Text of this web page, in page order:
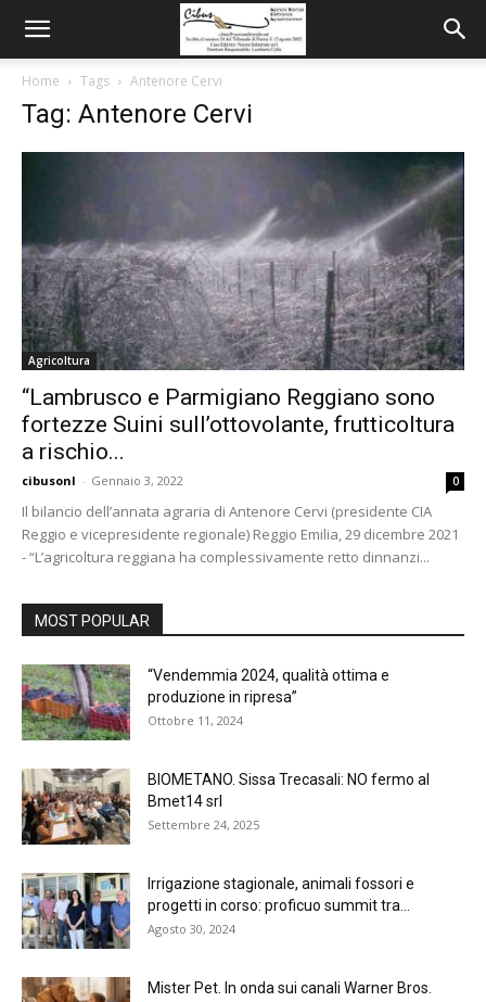
Home Tags Antenore Cervi
Tag: Antenore Cervi
Agricoltura
“Lambrusco e Parmigiano Reggiano sono
fortezze Suini sull’ottovolante, frutticoltura
a rischio...
cibusonl - Gennaio 3, 2022 0
Il bilancio dell’annata agraria di Antenore Cervi (presidente CIA
Reggio e vicepresidente regionale) Reggio Emilia, 29 dicembre 2021
- “L’agricoltura reggiana ha complessivamente retto dinnanzi...
MOST POPULAR
“Vendemmia 2024, qualità ottima e
produzione in ripresa”
Ottobre 11, 2024
BIOMETANO. Sissa Trecasali: NO fermo al
Bmet14 srl
Settembre 24, 2025
Irrigazione stagionale, animali fossori e
progetti in corso: proficuo summit tra...
Agosto 30, 2024
Mister Pet. In onda sui canali Warner Bros.